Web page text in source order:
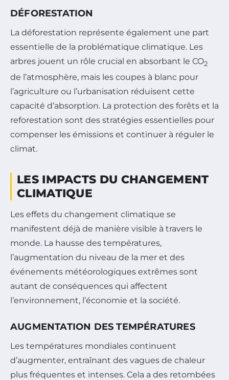
DÉFORESTATION
La déforestation représente également une part
essentielle de la problématique climatique. Les
arbres jouent un rôle crucial en absorbant le CO2
de l’atmosphère, mais les coupes à blanc pour
l’agriculture ou l’urbanisation réduisent cette
capacité d’absorption. La protection des forêts et la
reforestation sont des stratégies essentielles pour
compenser les émissions et continuer à réguler le
climat.
LES IMPACTS DU CHANGEMENT
CLIMATIQUE
Les effets du changement climatique se
manifestent déjà de manière visible à travers le
monde. La hausse des températures,
l’augmentation du niveau de la mer et des
événements météorologiques extrêmes sont
autant de conséquences qui affectent
l’environnement, l’économie et la société.
AUGMENTATION DES TEMPÉRATURES
Les températures mondiales continuent
d’augmenter, entraînant des vagues de chaleur
plus fréquentes et intenses. Cela a des retombées